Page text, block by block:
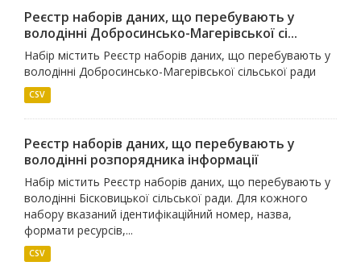
Реєстр наборів даних, що перебувають у
володінні Добросинсько-Магерівської сі...
Набір містить Реєстр наборів даних, що перебувають у
володінні Добросинсько-Магерівської сільської ради
CSV
Реєстр наборів даних, що перебувають у
володінні розпорядника інформації
Набір містить Реєстр наборів даних, що перебувають у
володінні Бісковицької сільської ради. Для кожного
набору вказаний ідентифікаційний номер, назва,
формати ресурсів,...
CSV